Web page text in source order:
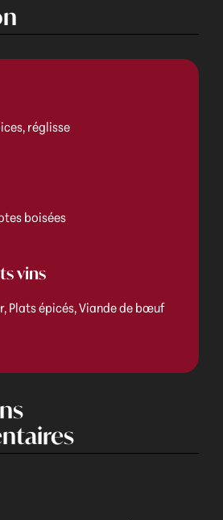
réglisse
boisées
vins
Plats épicés, Viande de bœuf